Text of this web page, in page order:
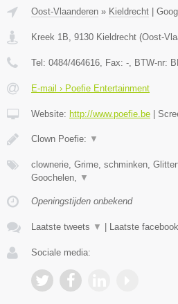
Oost-Vlaanderen » Kieldrecht
Kreek 1B, 9130 Kieldrecht (Oost-
Tel: 0484/464616, Fax: -, BTW-nr:
E-mail › Poefie Entertainment
Website: http://www.poefie.be
Clown Poefie: ▼
clownerie, Grime, schminken,
Goochelen, ▼
Openingstijden onbekend
Laatste tweets ▼ Laatste
Sociale media: